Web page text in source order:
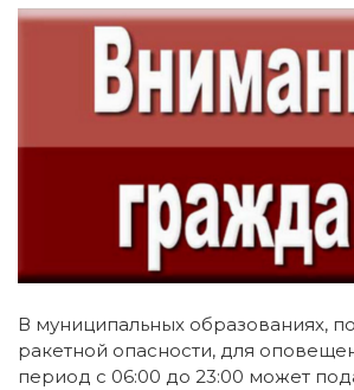
В муниципальных образованиях,
ракетной опасности, для
период с 06:00 до 23:00 может